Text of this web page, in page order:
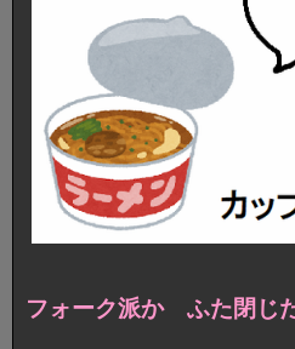
フォーク派か ふた閉じ